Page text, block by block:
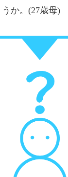
か。(27歳母)